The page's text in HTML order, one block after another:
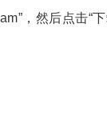
，然后点击“下